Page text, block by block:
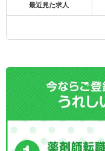
最近見た求人